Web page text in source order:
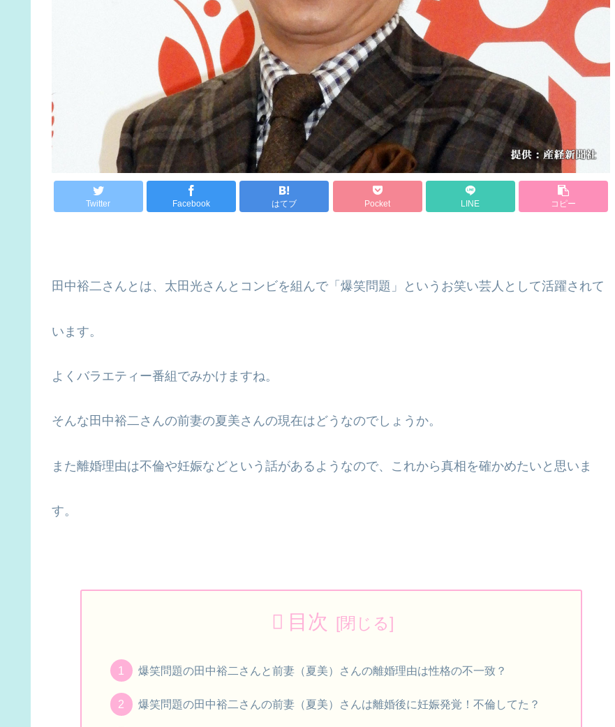
Twitter Facebook はてブ Pocket LINE コピー
田中裕二さんとは、太田光さんとコンビを組んで「爆笑問題」というお笑い芸人として活躍されて
います。
よくバラエティー番組でみかけますね。
そんな田中裕二さんの前妻の夏美さんの現在はどうなのでしょうか。
また離婚理由は不倫や妊娠などという話があるようなので、これから真相を確かめたいと思いま
す。
目次
爆笑問題の田中裕二さんと前妻（夏美）さんの離婚理由は性格の不一致？
爆笑問題の田中裕二さんの前妻（夏美）さんは離婚後に妊娠発覚！不倫してた？